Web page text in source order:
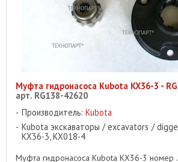
Муфта гидронасоса Kubota KX36-3 -
арт. RG138-42620
Производитель: Kubota
Kubota экскаваторы / excavators /
KX36-3, KX018-4
Муфта гидронасоса Kubota KX36-3 номер